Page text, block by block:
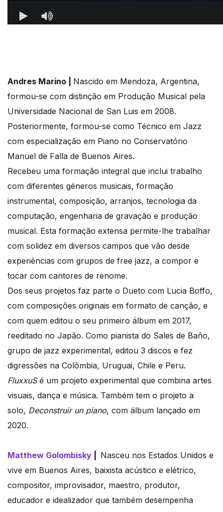
Andres Marino | Nascido em Mendoza, Argentina,
formou-se com distinção em Produção Musical pela
Universidade Nacional de San Luis em 2008.
Posteriormente, formou-se como Técnico em Jazz
com especialização em Piano no Conservatório
Manuel de Falla de Buenos Aires.
Recebeu uma formação integral que inclui trabalho
com diferentes géneros musicais, formação
instrumental, composição, arranjos, tecnologia da
computação, engenharia de gravação e produção
musical. Esta formação extensa permite-lhe trabalhar
com solidez em diversos campos que vão desde
experiências com grupos de free jazz, a compor e
tocar com cantores de renome.
Dos seus projetos faz parte o Dueto com Lucia Boffo,
com composições originais em formato de canção, e
com quem editou o seu primeiro álbum em 2017,
reeditado no Japão. Como pianista do Sales de Baño,
grupo de jazz experimental, editou 3 discos e fez
digressões na Colômbia, Uruguai, Chile e Peru.
FluxxuSé um projeto experimental que combina artes
visuais, dança e música. Também tem o projeto a
solo, Deconstruir un piano, com álbum lançado em
2020.
Matthew Golombisky
Nasceu nos Estados Unidos e
vive em Buenos Aires, baixista acústico e elétrico,
compositor, improvisador, maestro, produtor,
educador e idealizador que também desempenha